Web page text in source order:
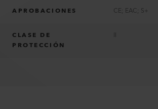
APROBACIONES CE; EAC; S+
CLASE DE
PROTECCIÓN
II